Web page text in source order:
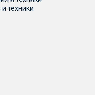
техники